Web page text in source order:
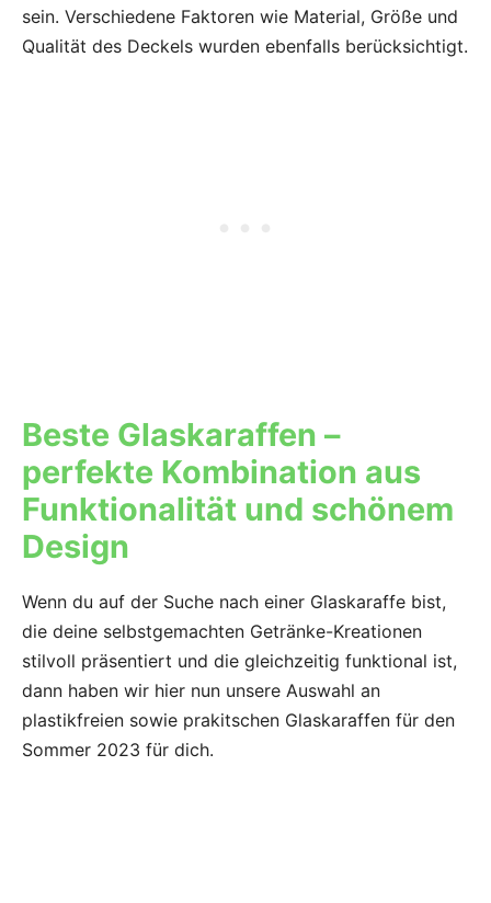
sein. Verschiedene Faktoren wie Material, Größe und
Qualität des Deckels wurden ebenfalls berücksichtigt.
Beste Glaskaraffen –
perfekte Kombination aus
Funktionalität und schönem
Design
Wenn du auf der Suche nach einer Glaskaraffe bist,
die deine selbstgemachten Getränke-Kreationen
stilvoll präsentiert und die gleichzeitig funktional ist,
dann haben wir hier nun unsere Auswahl an
plastikfreien sowie prakitschen Glaskaraffen für den
Sommer 2023 für dich.